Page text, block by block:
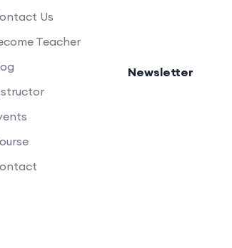
Us
Teacher
Newsletter